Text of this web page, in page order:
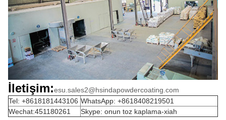
İletişim:esu.sales2@hsindapowdercoating.com
Tel: +8618181443106 WhatsApp: +8618408219501
Wechat:451180261
Skype: onun toz kaplama-xiah